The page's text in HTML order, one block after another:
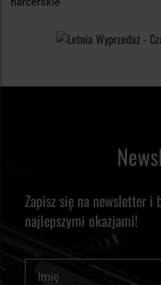
Zapisz się na newsletter i
najlepszymi okazjami!